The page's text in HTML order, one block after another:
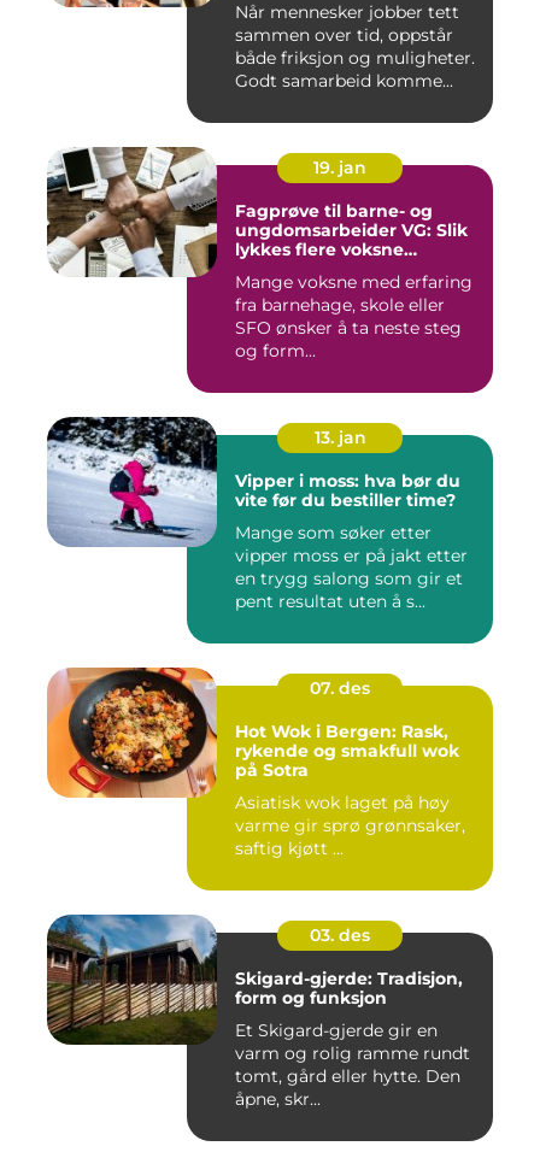
Når mennesker jobber tett
sammen over tid, oppstår
både friksjon og muligheter.
Godt samarbeid komme...
19. jan
Fagprøve til barne- og
ungdomsarbeider VG: Slik
lykkes flere voksne
Mange voksne med erfaring
fra barnehage, skole eller
SFO ønsker å ta neste steg
og form...
13. jan
Vipper i moss: hva bør du
vite før du bestiller time?
Mange som søker etter
vipper moss er på jakt etter
en trygg salong som gir et
pent resultat uten å s...
07. des
Hot Wok i Bergen: Rask,
rykende og smakfull wok
på Sotra
Asiatisk wok laget på høy
varme gir sprø grønnsaker,
saftig kjøtt ...
03. des
Skigard-gjerde: Tradisjon,
form og funksjon
Et Skigard-gjerde gir en
varm og rolig ramme rundt
tomt, gård eller hytte. Den
åpne, skr...